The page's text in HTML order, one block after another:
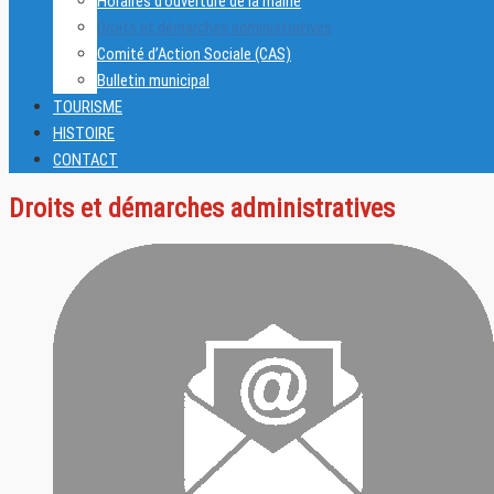
Droits et démarches administratives
Comité d’Action Sociale (CAS)
Bulletin municipal
TOURISME
HISTOIRE
CONTACT
Droits et démarches administratives